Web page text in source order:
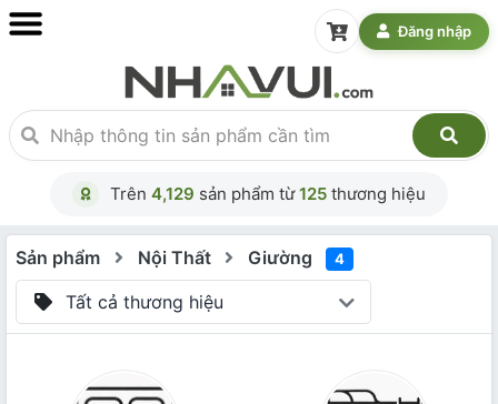
Đăng nhập
Trên 4,129 sản phẩm từ125 thương hiệu
Sản phẩm Nội Thất Giường 4
Tất cả thương hiệu